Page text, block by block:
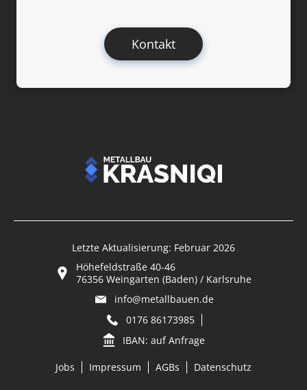
Kontakt
Letzte Aktualisierung: Februar 2026
Höhefeldstraße 40-46
76356 Weingarten (Baden) / Karlsruhe
info@metallbauen.de
0176 86173985
IBAN: auf Anfrage
Jobs Impressum AGBs Datenschutz